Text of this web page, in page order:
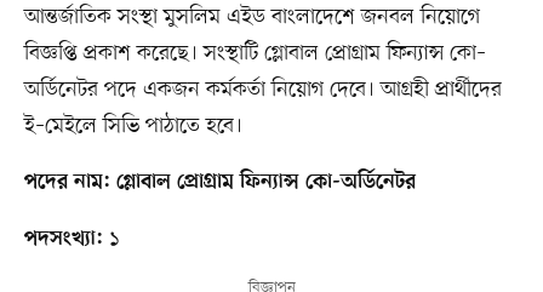
আন্তর্জাতিক সংস্থা মুসলিম এইড বাংলাদেশে জনবল নিয়োগে
বিজ্ঞপ্তি প্রকাশ করেছে। সংস্থাটি গ্লোবাল প্রোগ্রাম ফিন্যান্স কো–
অর্ডিনেটর পদে একজন কর্মকর্তা নিয়োগ দেবে। আগ্রহী প্রার্থীদের
ই–মেইলে সিভি পাঠাতে হবে।
পদের নাম: গ্লোবাল প্রোগ্রাম ফিন্যান্স কো-অর্ডিনেটর
পদসংখ্যা: ১